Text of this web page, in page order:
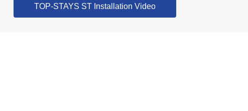
TOP-STAYS ST Installation Video